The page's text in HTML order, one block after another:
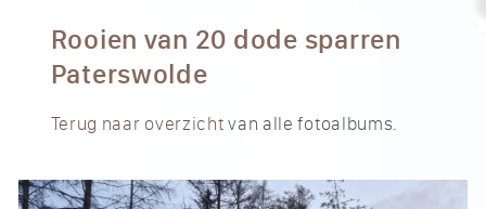
Rooien van 20 dode sparren
Paterswolde
Terug naar overzichtvan alle fotoalbums.